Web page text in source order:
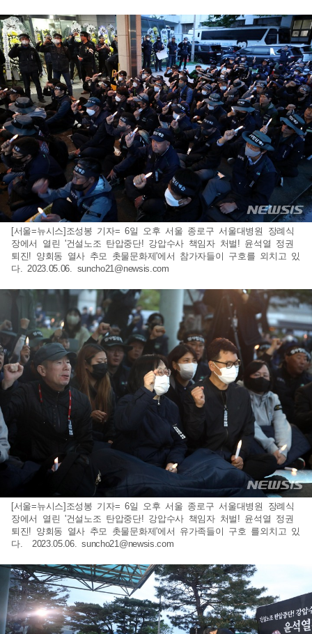
[서울=뉴시스]조성봉 기자= 6일 오후 서울 종로구 서울대병원 장례식
장에서 열린 '건설노조 탄압중단! 강압수사 책임자 처벌! 윤석열 정권
퇴진! 양회동 열사 추모 촛물문화제'에서 참가자들이 구호를 외치고 있
다. 2023.05.06. suncho21@newsis.com
[서울=뉴시스]조성봉 기자= 6일 오후 서울 종로구 서울대병원 장례식
장에서 열린 '건설노조 탄압중단! 강압수사 책임자 처벌! 윤석열 정권
퇴진! 양회동 열사 추모 촛물문화제'에서 유가족들이 구호 를외치고 있
다. 2023.05.06.suncho21@newsis.com